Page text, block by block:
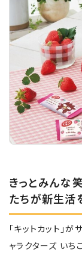
きっとみんな
たちが新生活
「キットカット」
ャラクターズ いち